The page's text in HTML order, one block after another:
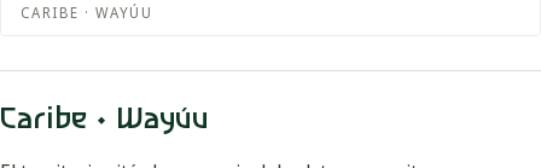
CARIBE · WAYÚU
Caribe · Wayúu